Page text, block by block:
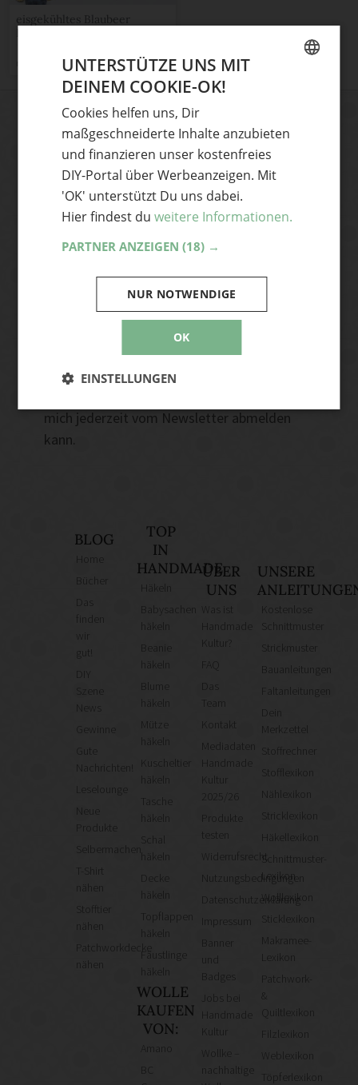
eisgekühltes Blaubeer
Krokant Topping
nowmatterhow
DIY-Ideen und News aus der
Handmade Szene
Dann abonniere unseren Newsletter und
hole dir die coolsten DIY-Ideen und News
deinen Desktop – ganz bequem per Mail.
Ja, ich akzeptiere die Handmade Kultur
Datenschutzerklärung
mich jederzeit vom Newsletter abmelden
kann.
Abonnieren
BLOG
finden
gut!
News
Gute
Nachrichten!
Leselounge
Neue
Produkte
Selbermachen
T-Shirt
Stofftier
Patchworkdecke
TOP
IN
HANDMADE
häkeln
häkeln
Mütze
häkeln
Kuscheltier
Tasche
häkeln
häkeln
Topflappen
häkeln
Fäustlinge
häkeln
WOLLE
KAUFEN
VON:
ÜBER
UNS
Was ist
Kultur?
Das
Team
Kontakt
Mediadaten
Kultur
2025/26
Produkte
testen
Widerrufsrecht
Nutzungsbedingungen
Datenschutzerklärung
Kultur
Wollke –
nachhaltige
UNSERE
Kostenlose
Schnittmuster
Strickmuster
Bauanleitungen
Faltanleitungen
Merkzettel
Stoffrechner
Stofflexikon
Nählexikon
Stricklexikon
Häkellexikon
Schnittmuster-
Lexikon
Wolllexikon
Sticklexikon
Makramee-
Lexikon
Patchwork-
&
Quiltlexikon
Filzlexikon
Weblexikon
Töpferlexikon
UNTERSTÜTZE UNS MIT
DEINEM COOKIE-OK!
Cookies helfen uns, Dir
maßgeschneiderte Inhalte anzubieten
und finanzieren unser kostenfreies
DIY-Portal über Werbeanzeigen. Mit
'OK' unterstützt Du uns dabei.
Hier findest du weitere Informationen.
PARTNER ANZEIGEN (18) →
OK
NUR NOTWENDIGE
EINSTELLUNGEN